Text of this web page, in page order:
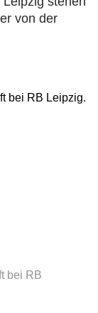
von der
bei RB